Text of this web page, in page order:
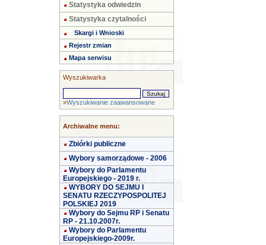
Statystyka odwiedzin
Statystyka czytalności
Skargi i Wnioski
Rejestr zmian
Mapa serwisu
Wyszukiwarka
»Wyszukiwanie zaawansowane
Archiwalne menu:
Zbiórki publiczne
Wybory samorządowe - 2006
Wybory do Parlamentu
Europejskiego - 2019 r.
WYBORY DO SEJMU I
SENATU RZECZYPOSPOLITEJ
POLSKIEJ 2019
Wybory do Sejmu RP i Senatu
RP - 21.10.2007r.
Wybory do Parlamentu
Europejskiego-2009r.